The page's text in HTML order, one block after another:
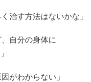
治す方法はないかな」
、自分の身体に
がわからない」